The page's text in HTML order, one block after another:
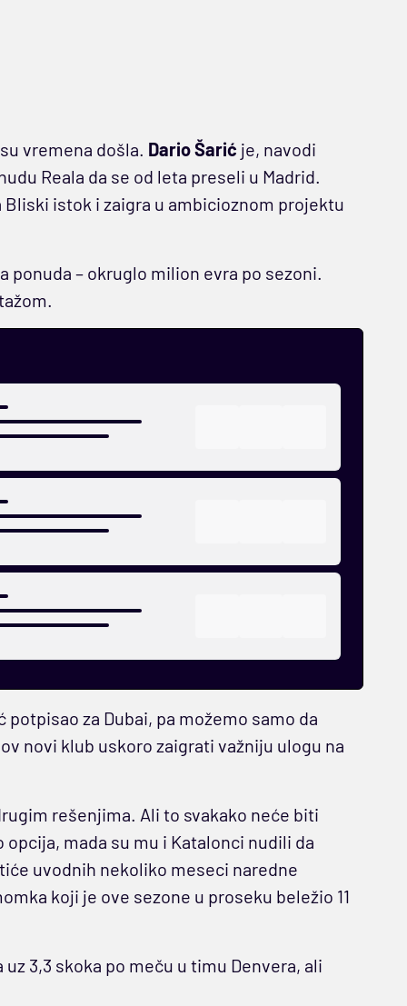
vremena došla. Dario Šarić je, navodi
Reala da se od leta preseli u Madrid.
istok i zaigra u ambicioznom projektu
ponuda – okruglo milion evra po sezoni.
za Dubai, pa možemo samo da
novi klub uskoro zaigrati važniju ulogu na
rešenjima. Ali to svakako neće biti
opcija, mada su mu i Katalonci nudili da
uvodnih nekoliko meseci naredne
koji je ove sezone u proseku beležio 11
3,3 skoka po meču u timu Denvera, ali